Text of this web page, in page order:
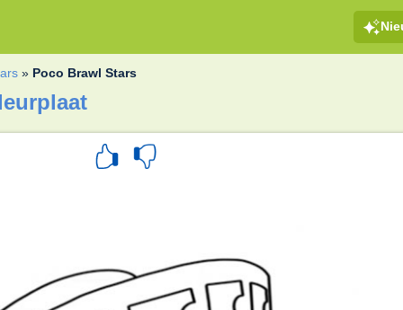
» Poco Brawl Stars